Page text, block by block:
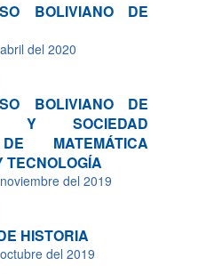
BOLIVIANO DE
abril del 2020
BOLIVIANO DE
Y SOCIEDAD
MATEMÁTICA
TECNOLOGÍA
noviembre del 2019
HISTORIA
octubre del 2019